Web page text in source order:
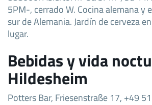
5PM-, cerrado W. Cocina alemana y
sur de Alemania. Jardín de cerveza
lugar.
Bebidas y vida
Hildesheim
Potters Bar, Friesenstraße 17, +49